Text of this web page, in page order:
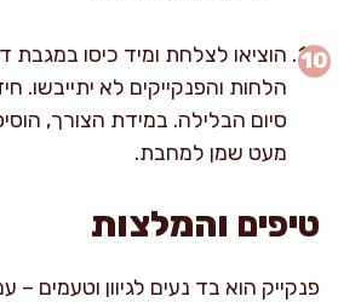
הוציאו לצלחת ומיד כיסו
הלחות והפנקייקים לא יתייבשו.
מעט שמן למחבת.
טיפים והמלצות
פנקייק הוא בד נעים לגיוון וטעמים –